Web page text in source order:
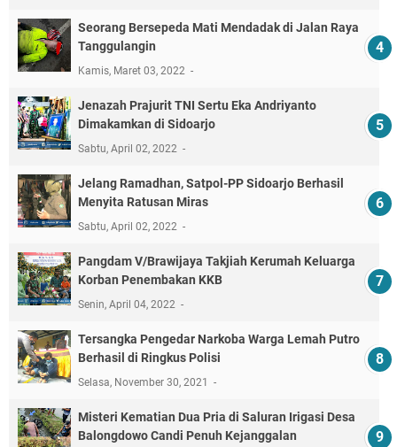
Seorang Bersepeda Mati Mendadak di Jalan Raya
Tanggulangin
Kamis, Maret 03, 2022
Jenazah Prajurit TNI Sertu Eka Andriyanto
Dimakamkan di Sidoarjo
Sabtu, April 02, 2022
Jelang Ramadhan, Satpol-PP Sidoarjo Berhasil
Menyita Ratusan Miras
Sabtu, April 02, 2022
Pangdam V/Brawijaya Takjiah Kerumah Keluarga
Korban Penembakan KKB
Senin, April 04, 2022
Tersangka Pengedar Narkoba Warga Lemah Putro
Berhasil di Ringkus Polisi
Selasa, November 30, 2021
Misteri Kematian Dua Pria di Saluran Irigasi Desa
Balongdowo Candi Penuh Kejanggalan